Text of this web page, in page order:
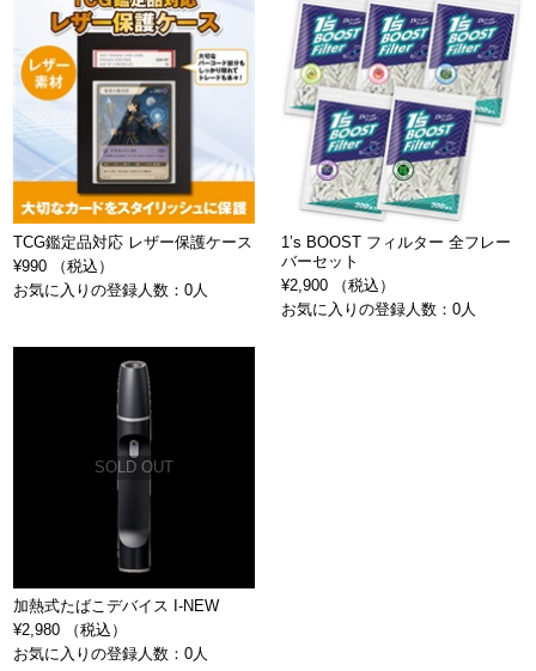
TCG鑑定品対応 レザー保護ケース
¥990 （税込）
お気に入りの登録人数：0人
1’s BOOST フィルター 全フレー
バーセット
¥2,900 （税込）
お気に入りの登録人数：0人
SOLD OUT
加熱式たばこデバイス I-NEW
¥2,980 （税込）
お気に入りの登録人数：0人